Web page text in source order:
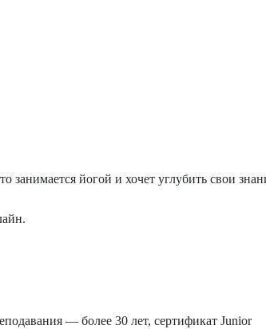
йогой и хочет углубить свои
— более 30 лет, сертификат Junior